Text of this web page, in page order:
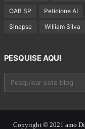
OAB SP Peticione AI
Sinapse William Silva
PESQUISE AQUI
Copyright © 2021 amo